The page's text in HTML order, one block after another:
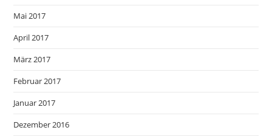
Mai 2017
April 2017
März 2017
Februar 2017
Januar 2017
Dezember 2016